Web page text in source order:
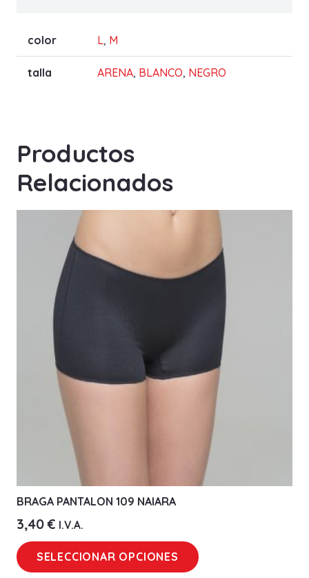
color L, M
talla ARENA, BLANCO, NEGRO
Productos
Relacionados
BRAGA PANTALON 109 NAIARA
3,40€ I.V.A.
SELECCIONAR OPCIONES